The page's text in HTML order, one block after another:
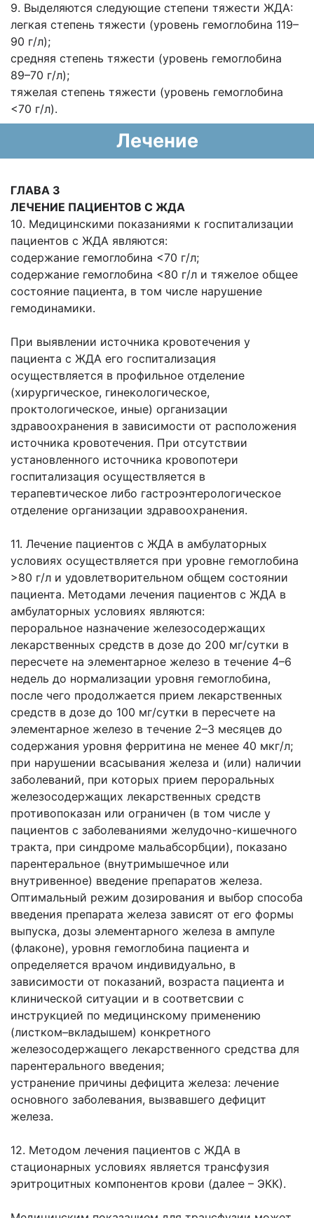
9. Выделяются следующие степени тяжести ЖДА:
легкая степень тяжести (уровень гемоглобина 119–
90 г/л);
средняя степень тяжести (уровень гемоглобина
89–70 г/л);
тяжелая степень тяжести (уровень гемоглобина
<70 г/л).
Лечение
ГЛАВА 3
ЛЕЧЕНИЕ ПАЦИЕНТОВ С ЖДА
10. Медицинскими показаниями к госпитализации
пациентов с ЖДА являются:
содержание гемоглобина <70 г/л;
содержание гемоглобина <80 г/л и тяжелое общее
состояние пациента, в том числе нарушение
гемодинамики.
При выявлении источника кровотечения у
пациента с ЖДА его госпитализация
осуществляется в профильное отделение
(хирургическое, гинекологическое,
проктологическое, иные) организации
здравоохранения в зависимости от расположения
источника кровотечения. При отсутствии
установленного источника кровопотери
госпитализация осуществляется в
терапевтическое либо гастроэнтерологическое
отделение организации здравоохранения.
11. Лечение пациентов с ЖДА в амбулаторных
условиях осуществляется при уровне гемоглобина
>80 г/л и удовлетворительном общем состоянии
пациента. Методами лечения пациентов с ЖДА в
амбулаторных условиях являются:
пероральное назначение железосодержащих
лекарственных средств в дозе до 200 мг/сутки в
пересчете на элементарное железо в течение 4–6
недель до нормализации уровня гемоглобина,
после чего продолжается прием лекарственных
средств в дозе до 100 мг/сутки в пересчете на
элементарное железо в течение 2–3 месяцев до
содержания уровня ферритина не менее 40 мкг/л;
при нарушении всасывания железа и (или) наличии
заболеваний, при которых прием пероральных
железосодержащих лекарственных средств
противопоказан или ограничен (в том числе у
пациентов с заболеваниями желудочно-кишечного
тракта, при синдроме мальабсорбции), показано
парентеральное (внутримышечное или
внутривенное) введение препаратов железа.
Оптимальный режим дозирования и выбор способа
введения препарата железа зависят от его формы
выпуска, дозы элементарного железа в ампуле
(флаконе), уровня гемоглобина пациента и
определяется врачом индивидуально, в
зависимости от показаний, возраста пациента и
клинической ситуации и в соответсвии с
инструкцией по медицинскому применению
(листком–вкладышем) конкретного
железосодержащего лекарственного средства для
парентерального введения;
устранение причины дефицита железа: лечение
основного заболевания, вызвавшего дефицит
железа.
12. Методом лечения пациентов с ЖДА в
стационарных условиях является трансфузия
эритроцитных компонентов крови (далее – ЭКК).